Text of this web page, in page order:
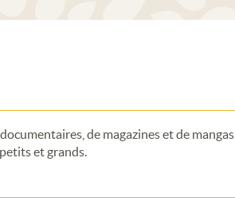
de magazines et de mangas
et grands.